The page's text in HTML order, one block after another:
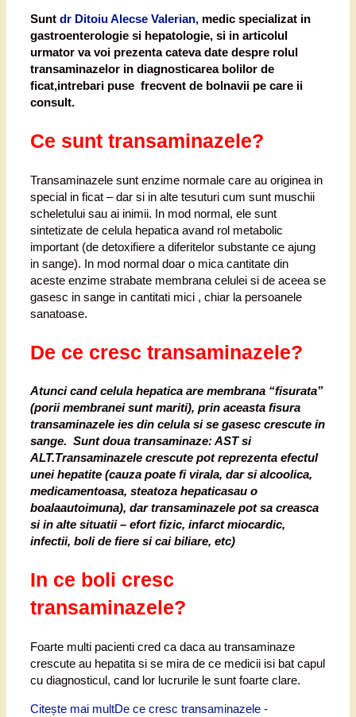
Sunt dr Ditoiu Alecse Valerian, medic specializat in
gastroenterologie si hepatologie, si in articolul
urmator va voi prezenta cateva date despre rolul
transaminazelor in diagnosticarea bolilor de
ficat,intrebari puse frecvent de bolnavii pe care ii
consult.
Ce sunt transaminazele?
Transaminazele sunt enzime normale care au originea in
special in ficat – dar si in alte tesuturi cum sunt muschii
scheletului sau ai inimii. In mod normal, ele sunt
sintetizate de celula hepatica avand rol metabolic
important (de detoxifiere a diferitelor substante ce ajung
in sange). In mod normal doar o mica cantitate din
aceste enzime strabate membrana celulei si de aceea se
gasesc in sange in cantitati mici , chiar la persoanele
sanatoase.
De ce cresc transaminazele?
Atunci cand celula hepatica are membrana “fisurata”
(porii membranei sunt mariti), prin aceasta fisura
transaminazele ies din celula si se gasesc crescute in
sange. Sunt doua transaminaze: AST si
ALT.Transaminazele crescute pot reprezenta efectul
unei hepatite (cauza poate fi virala, dar si alcoolica,
medicamentoasa, steatoza hepaticasau o
boalaautoimuna), dar transaminazele pot sa creasca
si in alte situatii – efort fizic, infarct miocardic,
infectii, boli de fiere si cai biliare, etc)
In ce boli cresc
transaminazele?
Foarte multi pacienti cred ca daca au transaminaze
crescute au hepatita si se mira de ce medicii isi bat capul
cu diagnosticul, cand lor lucrurile le sunt foarte clare.
Citește mai multDe ce cresc transaminazele -